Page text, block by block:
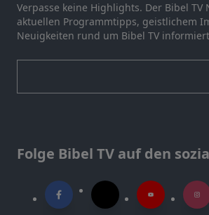
Verpasse keine Highlights. Der Bibel TV
aktuellen Programmtipps, geistlichem
Neuigkeiten rund um Bibel TV
Folge Bibel TV auf den